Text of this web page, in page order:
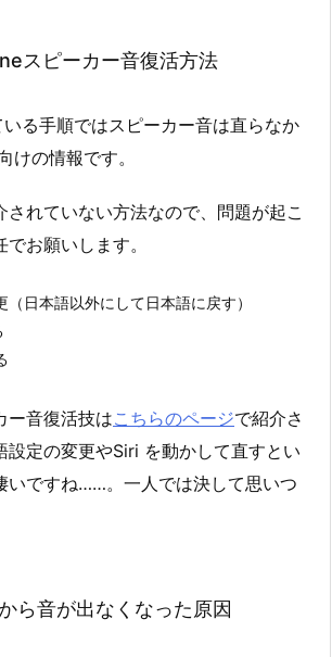
スピーカー音復活方法
る手順ではスピーカー音は直らなか
けの情報です。
されていない方法なので、問題が起こ
お願いします。
（日本語以外にして日本語に戻す）
ー音復活技はこちらのページで紹介さ
設定の変更やSiri を動かして直すとい
いですね……。一人では決して思いつ
ら音が出なくなった原因